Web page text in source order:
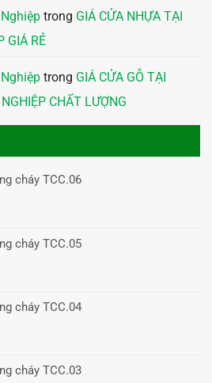
trong GIÁ CỬA NHỰA TẠI
GIÁ RẺ
trong GIÁ CỬA GỖ TẠI
CHẤT LƯỢNG
cháy TCC.06
cháy TCC.05
cháy TCC.04
cháy TCC.03